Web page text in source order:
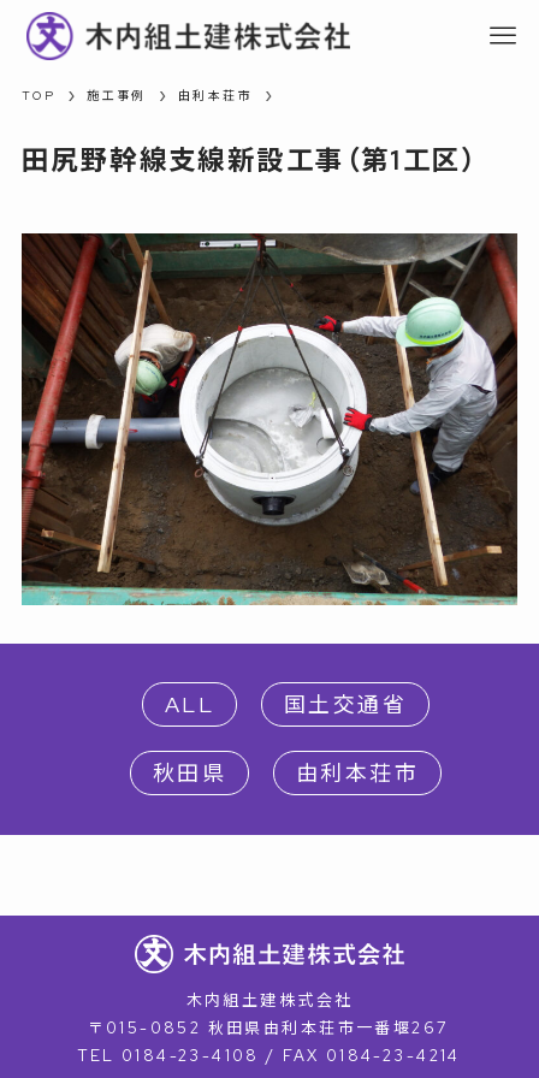
TOP 施工事例 由利本荘市
田尻野幹線支線新設工事（第1工区）
ALL 国土交通省
秋田県 由利本荘市
木内組土建株式会社
〒015-0852 秋田県由利本荘市一番堰267
TEL 0184-23-4108 / FAX 0184-23-4214